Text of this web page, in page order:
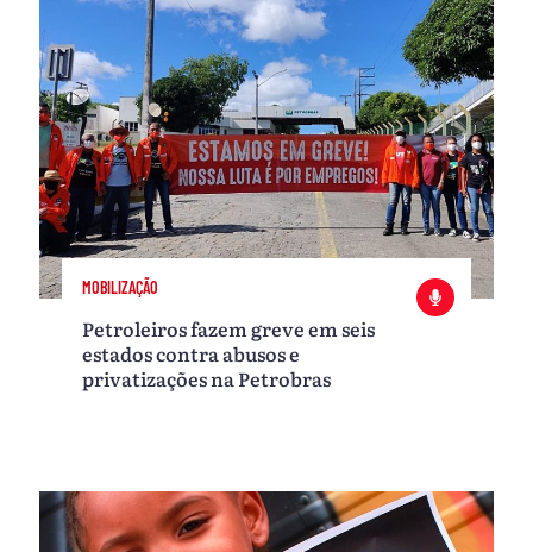
MOBILIZAÇÃO
Petroleiros fazem greve em seis
estados contra abusos e
privatizações na Petrobras